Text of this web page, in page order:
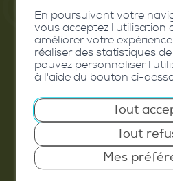
Commune de
Route de Savoie 54
1975 St-Séverin
T. 027 345 45 45
info@conthey.ch
En poursuivant votre
vous acceptez l'utilisation
améliorer votre
réaliser des statistiques
pouvez personnaliser
à l'aide du bouton ci-
Tout
Tout
Mes